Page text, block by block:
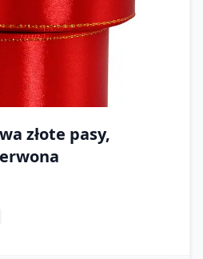
złote pasy,